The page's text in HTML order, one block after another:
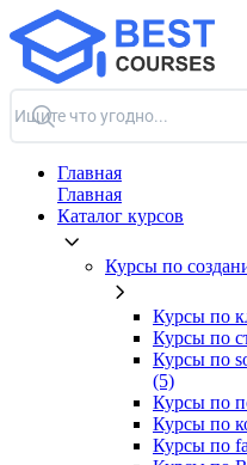
Главная
Главная
Каталог курсов
Курсы по
Курсы по
Курсы по
Курсы по
(5)
Курсы по
Курсы по
Курсы по